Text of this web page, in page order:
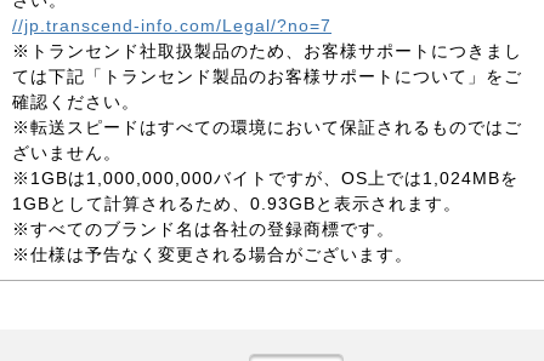
//jp.transcend-info.com/Legal/?no=7
※トランセンド社取扱製品のため、お客様サポートにつきまし
ては下記「トランセンド製品のお客様サポートについて」をご
確認ください。
※転送スピードはすべての環境において保証されるものではご
ざいません。
※1GBは1,000,000,000バイトですが、OS上では1,024MBを
1GBとして計算されるため、0.93GBと表示されます。
※すべてのブランド名は各社の登録商標です。
※仕様は予告なく変更される場合がございます。